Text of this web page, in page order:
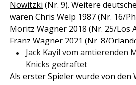
Nowitzki (Nr. 9). Weitere
waren Chris Welp 1987 (Nr. 16/
Moritz Wagner 2018 (Nr. 25/Los
Franz Wagner 2021 (Nr. 8/
Jack Kayil vom amtierenden
Knicks gedraftet
Als erster Spieler wurde von den